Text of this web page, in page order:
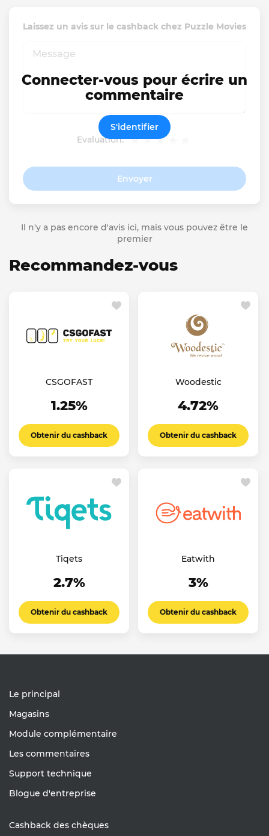
Laissez un avis sur le cashback chez Puzzle Movies
Evaluation:
Envoyer
Connecter-vous pour écrire un
commentaire
S'identifier
Il n'y a pas encore d'avis ici, mais vous pouvez être le
premier
Recommandez-vous
CSGOFAST
1.25%
Obtenir du cashback
Woodestic
4.72%
Obtenir du cashback
Tiqets
2.7%
Obtenir du cashback
Eatwith
3%
Obtenir du cashback
Le principal
Magasins
Module complémentaire
Les commentaires
Support technique
Blogue d'entreprise
Cashback des chèques